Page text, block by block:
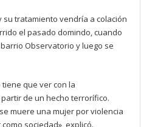
tratamiento vendría a colación
el pasado domindo, cuando
Observatorio y luego se
que ver con la
de un hecho terrorífico.
muere una mujer por violencia
sociedad», explicó.